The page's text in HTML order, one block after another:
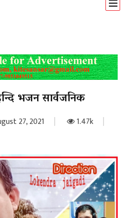
भजन सार्वजनिक
27, 2021
1.47k